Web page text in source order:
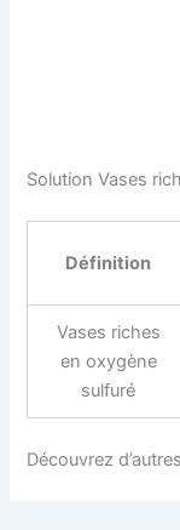
Solution Vases
Définition
Vases riches
en oxygène
sulfuré
Découvrez